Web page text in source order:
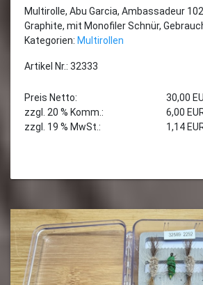
Multirolle, Abu Garcia, Ambassadeur
Graphite, mit Monofiler Schnür,
Kategorien: Multirollen
Artikel Nr.: 32333
Preis Netto:
30,00
zzgl. 20 % Komm.:
6,00
zzgl. 19 % MwSt.:
1,14